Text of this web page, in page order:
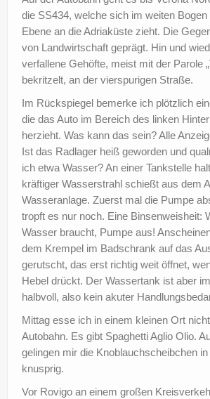
die SS434, welche sich im weiten
Ebene an die Adriaküste zieht. Die
von Landwirtschaft geprägt. Hin und
verfallene Gehöfte, meist mit der Parole
bekritzelt, an der vierspurigen Straße.
Im Rückspiegel bemerke ich plötzlich
die das Auto im Bereich des linken
herzieht. Was kann das sein? Alle
Ist das Radlager heiß geworden und
ich etwa Wasser? An einer Tankstelle
kräftiger Wasserstrahl schießt aus dem
Wasseranlage. Zuerst mal die Pumpe
tropft es nur noch. Eine Binsenweisheit:
Wasser braucht, Pumpe aus!
dem Krempel im Badschrank auf das
gerutscht, das erst richtig weit öffnet,
Hebel drückt. Der Wassertank ist aber
halbvoll, also kein akuter
Mittag esse ich in einem kleinen Ort
Autobahn. Es gibt Spaghetti Aglio Olio.
gelingen mir die Knoblauchscheibchen
knusprig.
Vor Rovigo an einem großen